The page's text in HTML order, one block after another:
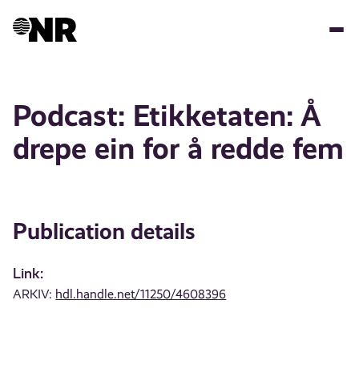
Podcast: Etikketaten: Å
drepe ein for å redde fem
Publication details
Link:
ARKIV: hdl.handle.net/11250/4608396